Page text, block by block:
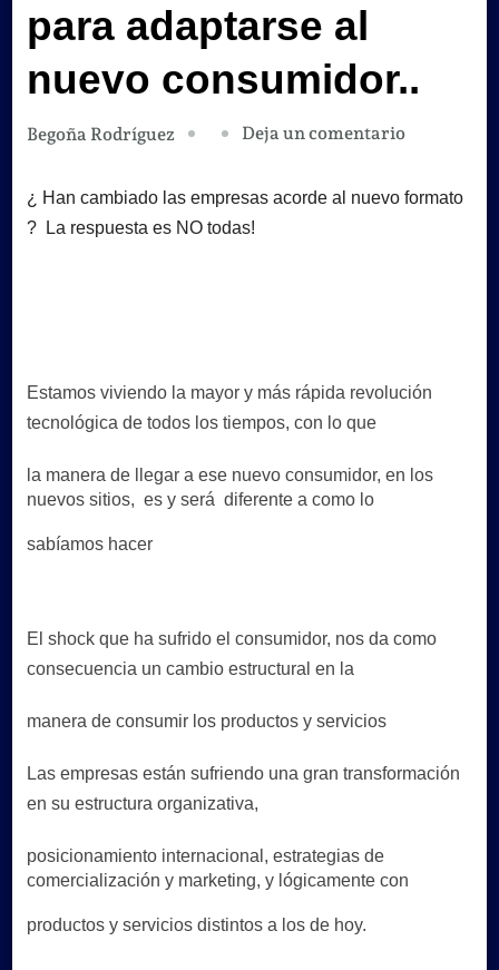
para adaptarse al
nuevo consumidor..
Begoña Rodríguez Deja un comentarioen
Nuevas
¿ Han cambiado las empresas acorde al nuevo formato
? La respuesta es NO todas!
Estamos viviendo la mayor y más rápida revolución
tecnológica de todos los tiempos, con lo que
la manera de
llegar a ese nuevo consumidor, en los
nuevos sitios, es y será diferente a como lo
sabíamos hacer
El shock que ha sufrido el consumidor, nos da como
consecuencia un cambio estructural en la
manera de consumir los productos y servicios
Las empresas están sufriendo una gran transformación
en su estructura organizativa,
posicionamiento internacional, estrategias de
comercialización y marketing, y lógicamente con
productos y servicios distintos a los de hoy.